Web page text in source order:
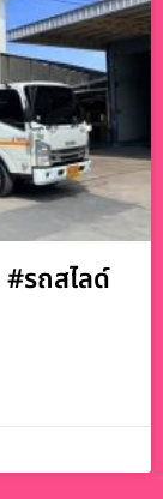
รถสไลด์